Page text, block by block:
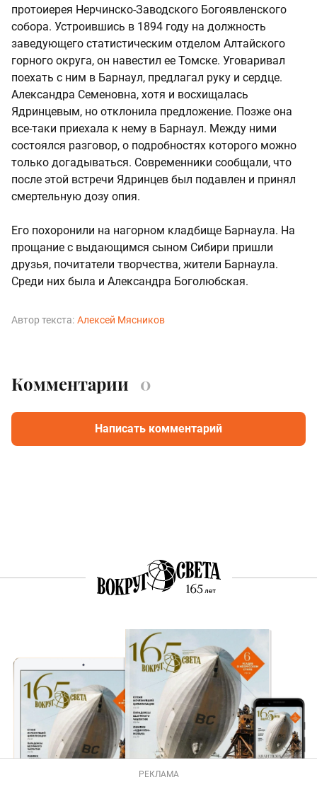
протоиерея Нерчинско-Заводского Богоявленского
собора. Устроившись в 1894 году на должность
заведующего статистическим отделом Алтайского
горного округа, он навестил ее Томске. Уговаривал
поехать с ним в Барнаул, предлагал руку и сердце.
Александра Семеновна, хотя и восхищалась
Ядринцевым, но отклонила предложение. Позже она
все-таки приехала к нему в Барнаул. Между ними
состоялся разговор, о подробностях которого можно
только догадываться. Современники сообщали, что
после этой встречи Ядринцев был подавлен и принял
смертельную дозу опия.
Его похоронили на нагорном кладбище Барнаула. На
прощание с выдающимся сыном Сибири пришли
друзья, почитатели творчества, жители Барнаула.
Среди них была и Александра Боголюбская.
Автор текста: Алексей Мясников
Комментарии 0
Написать комментарий
РЕКЛАМА